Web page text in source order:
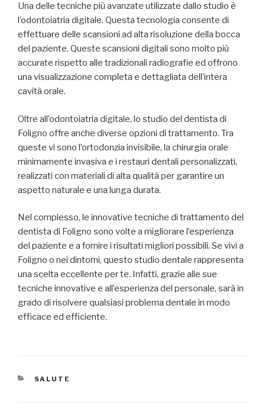
Una delle tecniche più avanzate utilizzate dallo studio è
l’odontoiatria digitale. Questa tecnologia consente di
effettuare delle scansioni ad alta risoluzione della bocca
del paziente. Queste scansioni digitali sono molto più
accurate rispetto alle tradizionali radiografie ed offrono
una visualizzazione completa e dettagliata dell’intera
cavità orale.
Oltre all’odontoiatria digitale, lo studio del dentista di
Foligno offre anche diverse opzioni di trattamento. Tra
queste vi sono l’ortodonzia invisibile, la chirurgia orale
minimamente invasiva e i restauri dentali personalizzati,
realizzati con materiali di alta qualità per garantire un
aspetto naturale e una lunga durata.
Nel complesso, le innovative tecniche di trattamento del
dentista di Foligno sono volte a migliorare l’esperienza
del paziente e a fornire i risultati migliori possibili. Se vivi a
Foligno o nei dintorni, questo studio dentale rappresenta
una scelta eccellente per te. Infatti, grazie alle sue
tecniche innovative e all’esperienza del personale, sarà in
grado di risolvere qualsiasi problema dentale in modo
efficace ed efficiente.
CATEGORIE
SALUTE